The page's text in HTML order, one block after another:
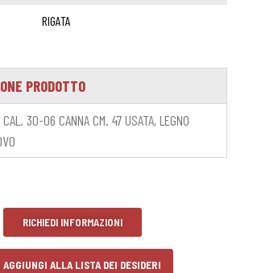
RIGATA
PRODOTTO
30-06 CANNA CM. 47 USATA, LEGNO
RICHIEDI INFORMAZIONI
AGGIUNGI ALLA LISTA DEI DESIDERI